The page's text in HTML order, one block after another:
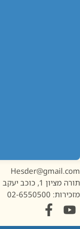
1, כוכב יעקב
02-6550500